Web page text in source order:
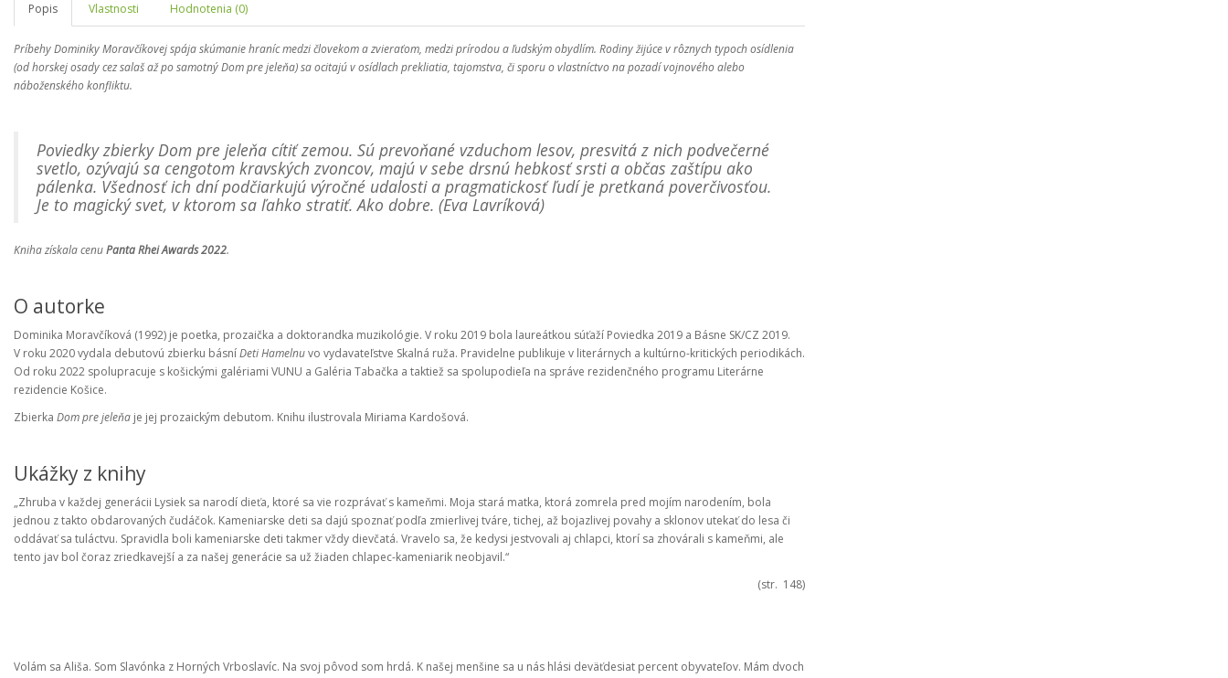
Popis Vlastnosti Hodnotenia (0)
Príbehy Dominiky Moravčíkovej spája skúmanie hraníc medzi človekom a zvieraťom, medzi prírodou a ľudským obydlím. Rodiny žijúce v rôznych typoch osídlenia
(od horskej osady cez salaš až po samotný Dom pre jeleňa) sa ocitajú v osídlach prekliatia, tajomstva, či sporu o vlastníctvo na pozadí vojnového alebo
náboženského konfliktu.
Poviedky zbierky Dom pre jeleňa cítiť zemou. Sú prevoňané vzduchom lesov, presvitá z nich podvečerné
svetlo, ozývajú sa cengotom kravských zvoncov, majú v sebe drsnú hebkosť srsti a občas zaštípu ako
pálenka. Všednosť ich dní podčiarkujú výročné udalosti a pragmatickosť ľudí je pretkaná poverčivosťou.
Je to magický svet, v ktorom sa ľahko stratiť. Ako dobre. (Eva Lavríková)
Kniha získala cenuPanta Rhei Awards 2022.
O autorke
Dominika Moravčíková (1992) je poetka, prozaička a doktorandka muzikológie. V roku 2019 bola laureátkou súťaží Poviedka 2019 a Básne SK/CZ 2019.
V roku 2020 vydala debutovú zbierku básníDeti Hamelnuvo vydavateľstve Skalná ruža. Pravidelne publikuje v literárnych a kultúrno-kritických periodikách.
Od roku 2022 spolupracuje s košickými galériami VUNU a Galéria Tabačka a taktiež sa spolupodieľa na správe rezidenčného programu Literárne
rezidencie Košice.
Zbierka Dom pre jeleňa je jej prozaickým debutom. Knihu ilustrovala Miriama Kardošová.
Ukážky z knihy
„Zhruba v každej generácii Lysiek sa narodí dieťa, ktoré sa vie rozprávať s kameňmi. Moja stará matka, ktorá zomrela pred mojím narodením, bola
jednou z takto obdarovaných čudáčok. Kameniarske deti sa dajú spoznať podľa zmierlivej tváre, tichej, až bojazlivej povahy a sklonov utekať do lesa či
oddávať sa tuláctvu. Spravidla boli kameniarske deti takmer vždy dievčatá. Vravelo sa, že kedysi jestvovali aj chlapci, ktorí sa zhovárali s kameňmi, ale
tento jav bol čoraz zriedkavejší a za našej generácie sa už žiaden chlapec-kameniarik neobjavil.“
(str. 148)
Volám sa Ališa. Som Slavónka z Horných Vrboslavíc. Na svoj pôvod som hrdá. K našej menšine sa u nás hlási deväťdesiat percent obyvateľov. Mám dvoch